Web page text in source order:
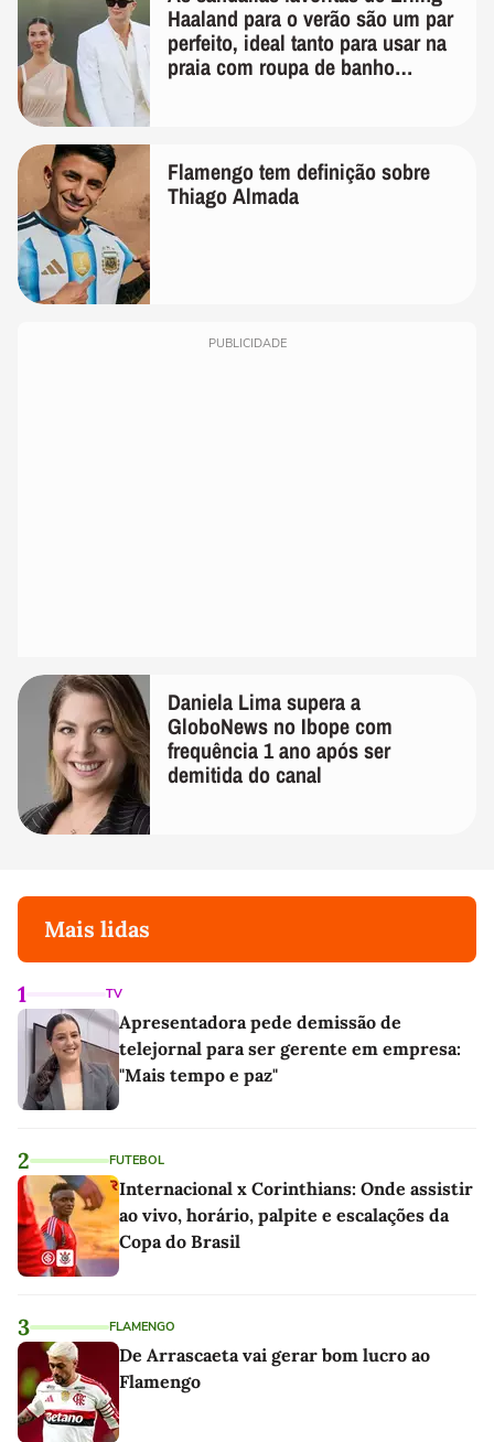
Haaland para o verão são um par
perfeito, ideal tanto para usar na
praia com roupa de banho
Flamengo tem definição sobre
Thiago Almada
PUBLICIDADE
Daniela Lima supera a
GloboNews no Ibope com
frequência 1 ano após ser
demitida do canal
Mais lidas
1 TV
Apresentadora pede demissão de
telejornal para ser gerente em empresa:
"Mais tempo e paz"
2 FUTEBOL
Internacional x Corinthians: Onde assistir
ao vivo, horário, palpite e escalações da
Copa do Brasil
3 FLAMENGO
De Arrascaeta vai gerar bom lucro ao
Flamengo